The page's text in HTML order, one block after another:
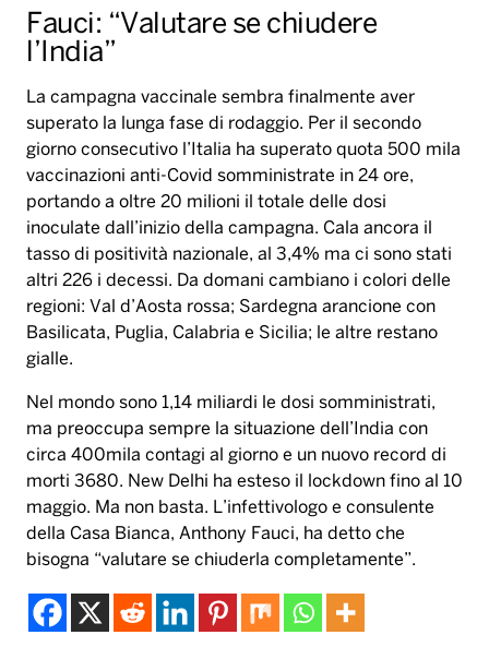
Fauci: “Valutare se chiudere
l’India”
La campagna vaccinale sembra finalmente aver
superato la lunga fase di rodaggio. Per il secondo
giorno consecutivo l’Italia ha superato quota 500 mila
vaccinazioni anti-Covid somministrate in 24 ore,
portando a oltre 20 milioni il totale delle dosi
inoculate dall’inizio della campagna. Cala ancora il
tasso di positività nazionale, al 3,4% ma ci sono stati
altri 226 i decessi. Da domani cambiano i colori delle
regioni: Val d’Aosta rossa; Sardegna arancione con
Basilicata, Puglia, Calabria e Sicilia; le altre restano
gialle.
Nel mondo sono 1,14 miliardi le dosi somministrati,
ma preoccupa sempre la situazione dell’India con
circa 400mila contagi al giorno e un nuovo record di
morti 3680. New Delhi ha esteso il lockdown fino al 10
maggio. Ma non basta. L’infettivologo e consulente
della Casa Bianca, Anthony Fauci, ha detto che
bisogna “valutare se chiuderla completamente”.